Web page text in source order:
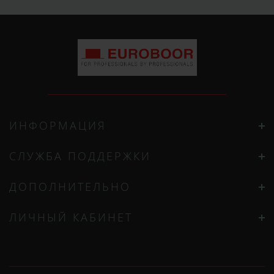
ИНФОРМАЦИЯ
СЛУЖБА ПОДДЕРЖКИ
ДОПОЛНИТЕЛЬНО
ЛИЧНЫЙ КАБИНЕТ